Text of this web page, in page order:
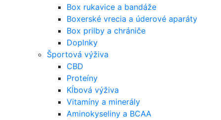
Box rukavice a bandáže
Boxerské vrecia a úderové aparáty
Box prilby a chrániče
Doplnky
Športová výživa
CBD
Proteíny
Kĺbová výživa
Vitamíny a minerály
Aminokyseliny a BCAA